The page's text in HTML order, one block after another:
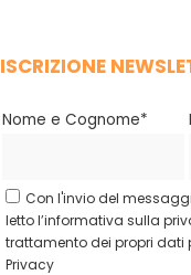
ISCRIZIONE
Nome e Cognome*
Con l'invio del
letto l’informativa sulla
trattamento dei propri dati
Privacy